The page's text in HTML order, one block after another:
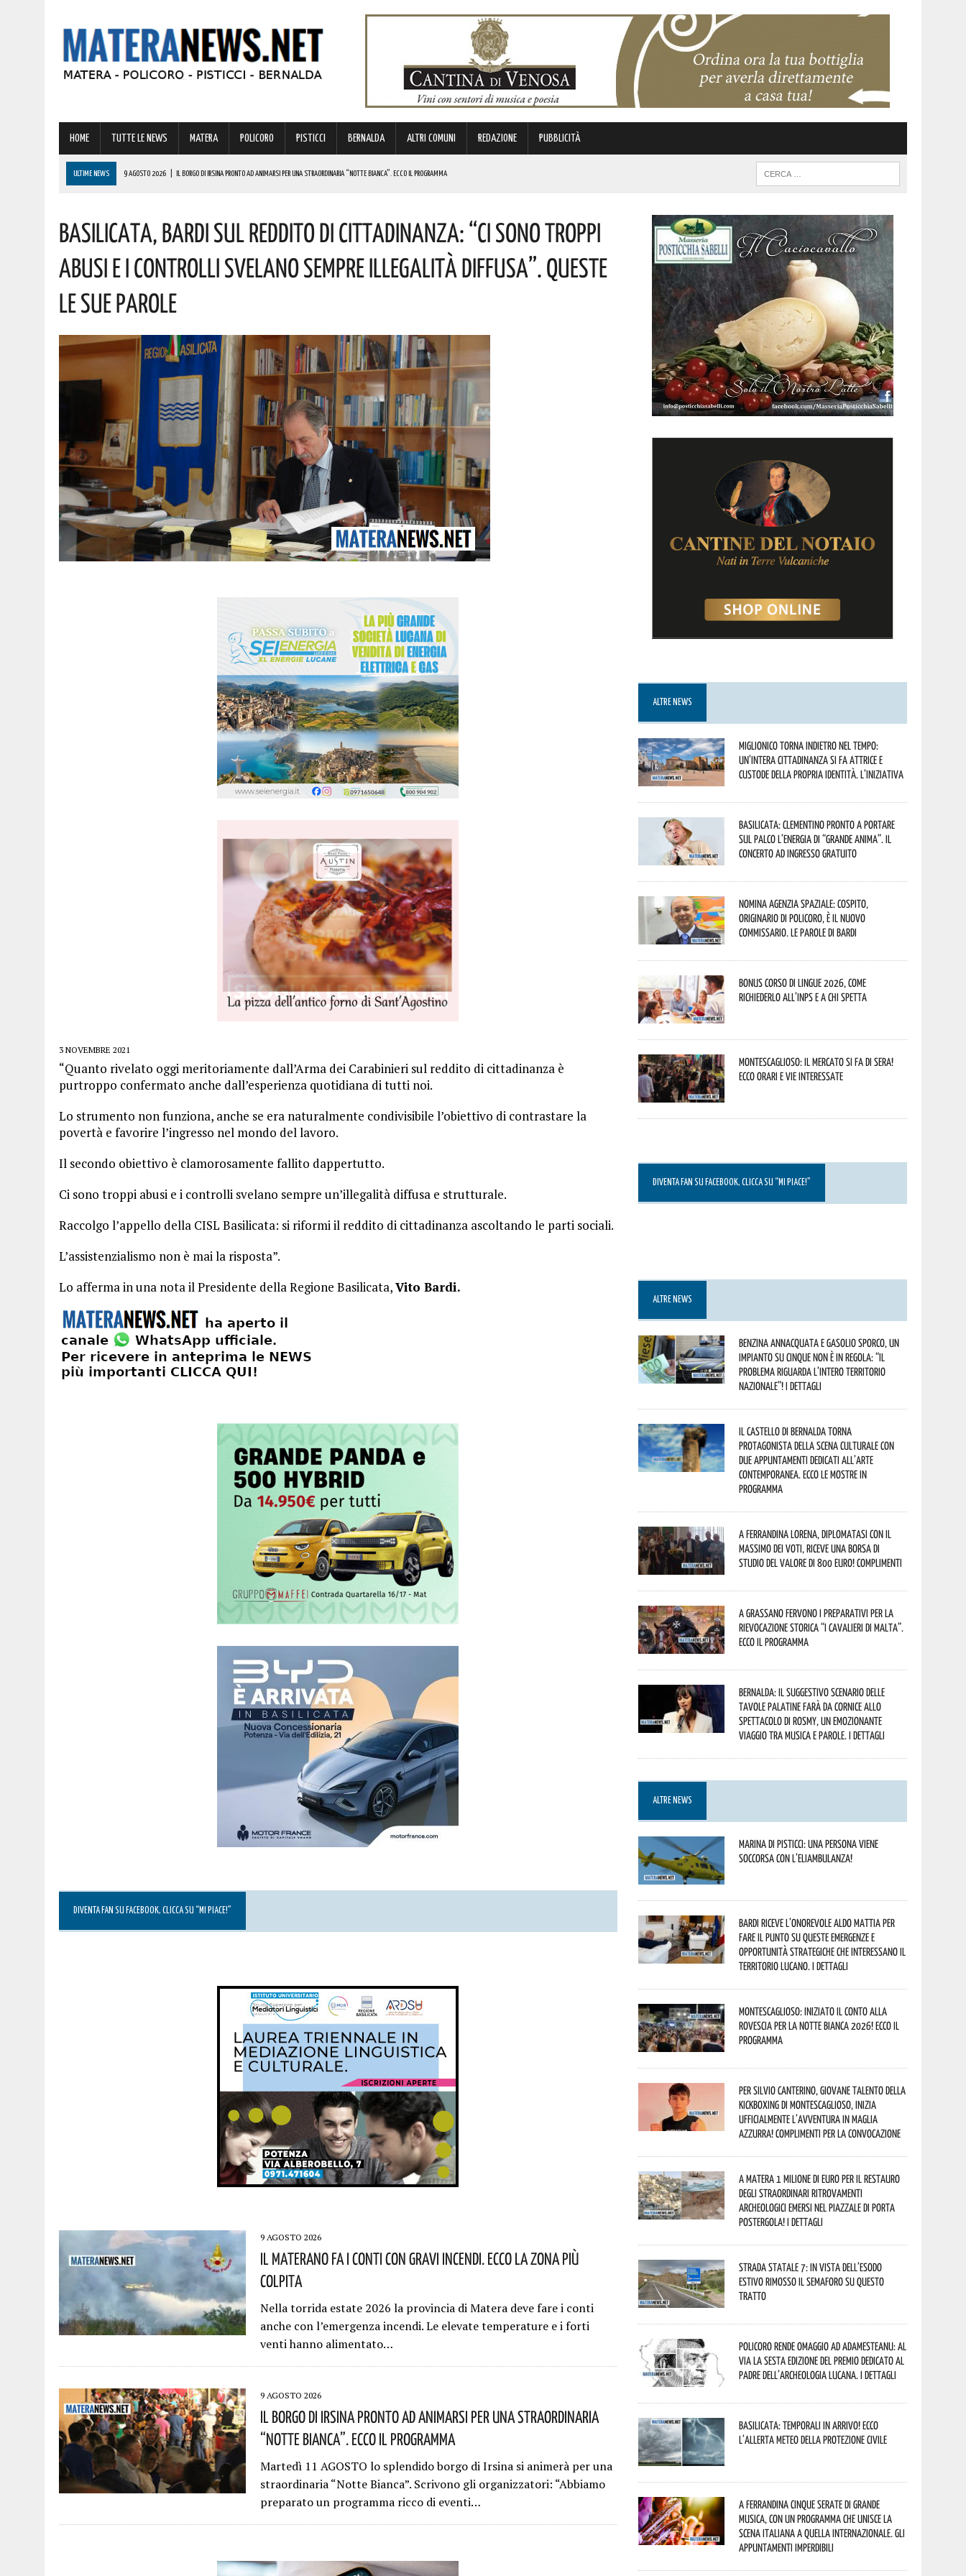
HOME TUTTE LE NEWS MATERA POLICORO PISTICCI BERNALDA ALTRI COMUNI REDAZIONE PUBBLICITÀ
ULTIME NEWS 9 AGOSTO 2026 IL BORGO DI IRSINA PRONTO AD ANIMARSI PER UNA STRAORDINARIA “NOTTE BIANCA”. ECCO IL PROGRAMMA
MONDI LUCANI, PREMIATE MOLTE GRANDI PERSONALITÀ DEL MATERANO: TUTTE METTERANNO A DISPOSIZIONE DEL TERRITORIO ESPERIENZE E RELAZIONI MATURATE IN ITALIA E ALL’ESTERO.
COMPLIMENTI
9 AGOSTO 2026 | VINCITA DA RECORD IN BASILICATA DI OLTRE 600000 EURO! AUGURI AL FORTUNATO
9 AGOSTO 2026 | IL MATERANO FA I CONTI CON GRAVI INCENDI. ECCO LA ZONA PIÙ COLPITA
Basilicata, Bardi Sul Reddito Di Cittadinanza: “Ci Sono Troppi
Abusi E I Controlli Svelano Sempre Illegalità Diffusa”. Queste
Le Sue Parole
3 NOVEMBRE 2021
“Quanto rivelato oggi meritoriamente dall’Arma dei Carabinieri sul reddito di cittadinanza è
purtroppo confermato anche dall’esperienza quotidiana di tutti noi.
Lo strumento non funziona, anche se era naturalmente condivisibile l’obiettivo di contrastare la
povertà e favorire l’ingresso nel mondo del lavoro.
Il secondo obiettivo è clamorosamente fallito dappertutto.
Ci sono troppi abusi e i controlli svelano sempre un’illegalità diffusa e strutturale.
Raccolgo l’appello della CISL Basilicata: si riformi il reddito di cittadinanza ascoltando le parti sociali.
L’assistenzialismo non è mai la risposta”.
Lo afferma in una nota il Presidente della Regione Basilicata,Vito Bardi.
DIVENTA FAN SU FACEBOOK, CLICCA SU “MI PIACE!”
9 AGOSTO 2026
Il Materano Fa I Conti Con Gravi Incendi. Ecco La Zona Più
Colpita
Nella torrida estate 2026 la provincia di Matera deve fare i conti
anche con l’emergenza incendi. Le elevate temperature e i forti
venti hanno alimentato…
9 AGOSTO 2026
Il Borgo Di Irsina Pronto Ad Animarsi Per Una Straordinaria
“Notte Bianca”. Ecco Il Programma
Martedì 11 AGOSTO lo splendido borgo di Irsina si animerà per una
straordinaria “Notte Bianca”. Scrivono gli organizzatori: “Abbiamo
preparato un programma ricco di eventi…
ALTRE NEWS
Miglionico torna indietro nel tempo:
un’intera cittadinanza si fa attrice e
custode della propria identità. L’iniziativa
Basilicata: Clementino pronto a portare
sul palco l’energia di “Grande Anima”. Il
concerto ad ingresso gratuito
Nomina Agenzia Spaziale: Cospito,
originario di Policoro, è il nuovo
commissario. Le parole di Bardi
Bonus corso di lingue 2026, come
richiederlo all’INPS e a chi spetta
Montescaglioso: il mercato si fa di sera!
Ecco orari e vie interessate
DIVENTA FAN SU FACEBOOK, CLICCA SU “MI PIACE!”
ALTRE NEWS
Benzina annacquata e gasolio sporco, un
impianto su cinque non è in regola: “il
problema riguarda l’intero territorio
Nazionale”! I dettagli
Il Castello di Bernalda torna
protagonista della scena culturale con
due appuntamenti dedicati all’arte
contemporanea. Ecco le mostre in
programma
A Ferrandina Lorena, diplomatasi con il
massimo dei voti, riceve una borsa di
studio del valore di 800 euro! Complimenti
A Grassano fervono i preparativi per la
Rievocazione Storica “I CAVALIERI DI MALTA”.
Ecco il programma
Bernalda: il suggestivo scenario delle
Tavole Palatine farà da cornice allo
spettacolo di Rosmy, un emozionante
viaggio tra musica e parole. I dettagli
ALTRE NEWS
Marina di Pisticci: una persona viene
soccorsa con l’eliambulanza!
Bardi riceve l’onorevole Aldo Mattia per
fare il punto su queste emergenze e
opportunità strategiche che interessano il
territorio lucano. I dettagli
Montescaglioso: iniziato il conto alla
rovescia per la Notte Bianca 2026! Ecco il
programma
Per Silvio Canterino, giovane talento della
kickboxing di Montescaglioso, inizia
ufficialmente l’avventura in maglia
azzurra! Complimenti per la convocazione
A Matera 1 milione di euro per il restauro
degli straordinari ritrovamenti
archeologici emersi nel piazzale di Porta
Postergola! I dettagli
Strada statale 7: in vista dell’esodo
estivo rimosso il semaforo su questo
tratto
Policoro rende omaggio ad Adamesteanu: al
via la sesta edizione del Premio dedicato al
padre dell’archeologia lucana. I dettagli
Basilicata: temporali in arrivo! Ecco
l’allerta meteo della Protezione civile
A Ferrandina cinque serate di grande
musica, con un programma che unisce la
scena italiana a quella internazionale. Gli
appuntamenti imperdibili